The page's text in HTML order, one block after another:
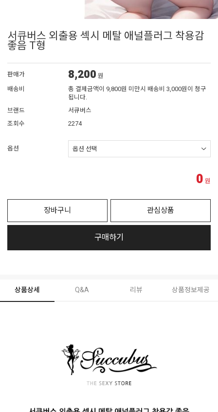
서큐버스 외출용 섹시 메탈 애널플러그 착용감
좋음 T형
판매가 8,200 원
배송비
총 결제금액이 9,800원 미만시 배송비 3,000원이 청구
됩니다.
브랜드
서큐버스
조회수
2274
옵션
0 원
장바구니 관심상품
구매하기
상품상세 Q&A 리뷰 상품정보제공